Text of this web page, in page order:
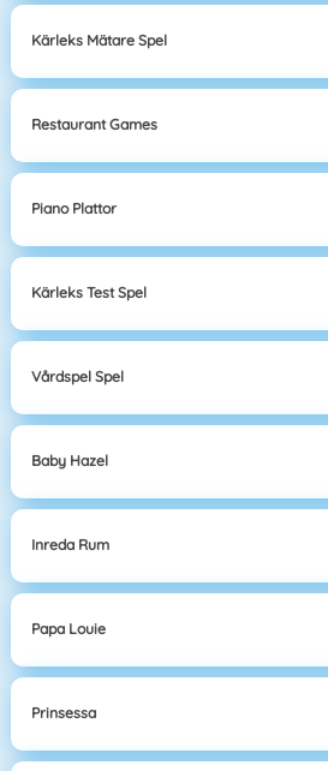
Kärleks Mätare Spel
Restaurant Games
Piano Plattor
Kärleks Test Spel
Vårdspel Spel
Baby Hazel
Inreda Rum
Papa Louie
Prinsessa